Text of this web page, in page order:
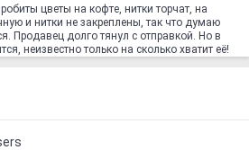
цветы на кофте, нитки торчат, на
и нитки не закреплены, так что думаю
Продавец долго тянул с отправкой. Но в
неизвестно только на сколько хватит её!